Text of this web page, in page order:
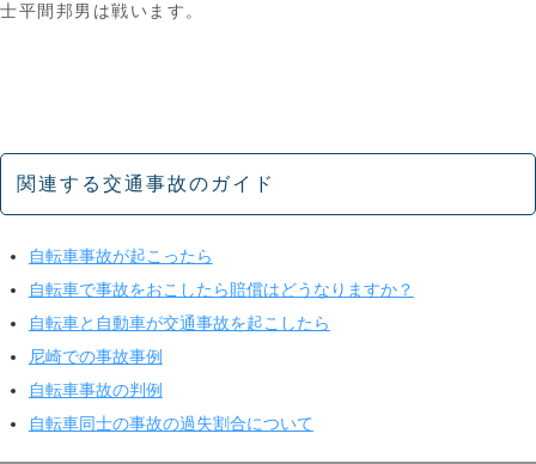
士平間邦男は戦います。
関連する交通事故のガイド
自転車事故が起こったら
自転車で事故をおこしたら賠償はどうなりますか？
自転車と自動車が交通事故を起こしたら
尼崎での事故事例
自転車事故の判例
自転車同士の事故の過失割合について